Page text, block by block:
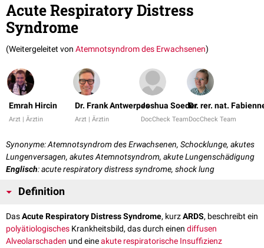
Acute Respiratory Distress
Syndrome
(Weitergeleitet von Atemnotsyndrom des Erwachsenen)
Emrah Hircin
Arzt | Ärztin
Dr. Frank Antwerpes
Arzt | Ärztin
Joshua Soeder
DocCheck Team
Dr. rer. nat.
DocCheck Team
Synonyme: Atemnotsyndrom des Erwachsenen, Schocklunge, akutes
Lungenversagen, akutes Atemnotsyndrom, akute Lungenschädigung
Englisch: acute respiratory distress syndrome, shock lung
Definition
DasAcute Respiratory Distress Syndrome, kurzARDS, beschreibt ein
polyätiologisches Krankheitsbild, das durch einen diffusen
Alveolarschaden und eineakute respiratorische Insuffizienz